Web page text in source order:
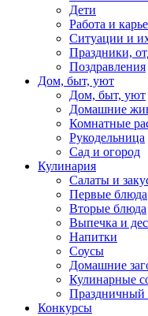
Дети
Работа и
Ситуации и
Праздники,
Поздравления
Дом, быт, уют
Дом, быт, уют
Домашние
Комнатные
Рукодельница
Сад и огород
Кулинария
Салаты и
Первые блюда
Вторые блюда
Выпечка и
Напитки
Соусы
Домашние
Кулинарные
Праздничный
Конкурсы